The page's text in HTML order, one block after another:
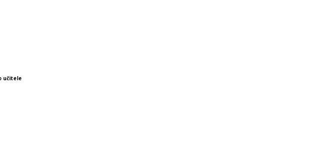
učitele